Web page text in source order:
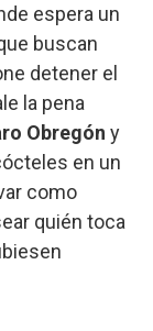
espera un
buscan
detener el
la pena
Obregón y
en un
como
quién toca